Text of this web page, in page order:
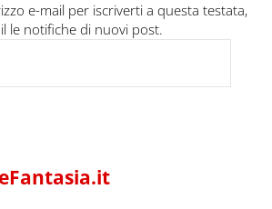
e-mail per iscriverti a questa testata,
le notifiche di nuovi post.